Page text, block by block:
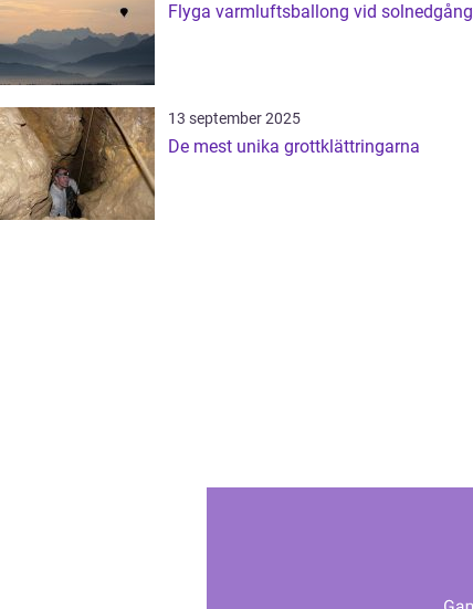
Flyga varmluftsballong vid solnedgång
13 september 2025
De mest unika grottklättringarna